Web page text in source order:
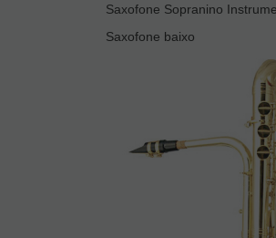
Saxofone Sopranino
Saxofone baixo